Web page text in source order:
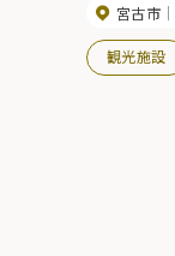
宮古市
観光施設